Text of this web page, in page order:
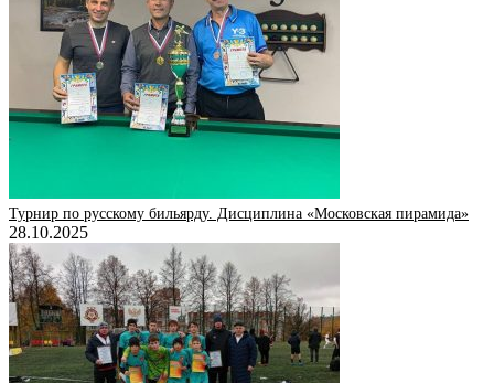
Турнир по русскому бильярду. Дисциплина «Московская пирамида»
28.10.2025